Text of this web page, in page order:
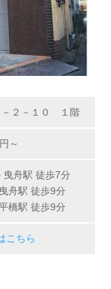
－２－１０ １階
～
舟駅 徒歩7分
舟駅 徒歩9分
橋駅 徒歩9分
こちら